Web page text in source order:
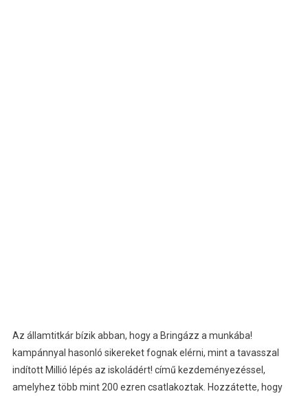
Az államtitkár bízik abban, hogy a Bringázz a munkába!
kampánnyal hasonló sikereket fognak elérni, mint a tavasszal
indított Millió lépés az iskoládért! című kezdeményezéssel,
amelyhez több mint 200 ezren csatlakoztak. Hozzátette, hogy